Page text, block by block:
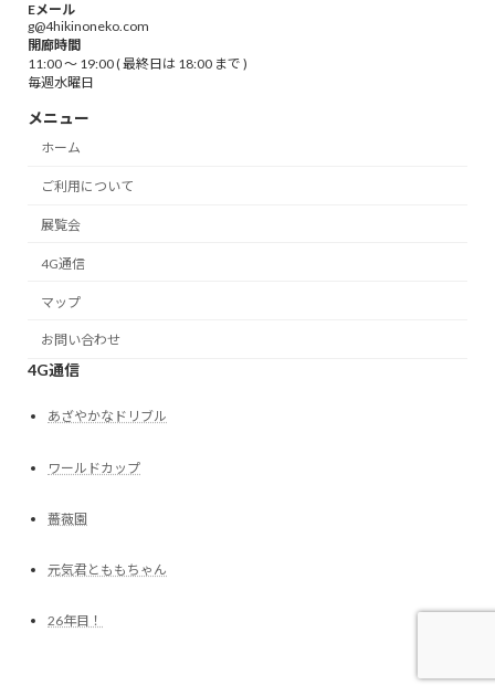
Eメール
g@4hikinoneko.com
開廊時間
11:00 ～ 19:00 ( 最終日は 18:00 まで )
毎週水曜日
メニュー
ホーム
ご利用について
展覧会
4G通信
マップ
お問い合わせ
4G通信
あざやかなドリブル
ワールドカップ
薔薇園
元気君とももちゃん
26年目！